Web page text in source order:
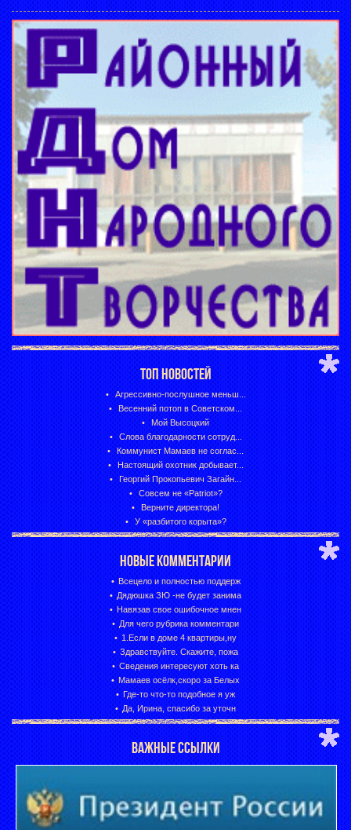
ТОП НОВОСТЕЙ
Агрессивно-послушное меньш...
Весенний потоп в Советском...
Мой Высоцкий
Слова благодарности сотруд...
Коммунист Мамаев не соглас...
Настоящий охотник добывает...
Георгий Прокопьевич Загайн...
Совсем не «Patriot»?
Верните директора!
У «разбитого корыта»?
НОВЫЕ КОММЕНТАРИИ
Всецело и полностью поддерж
Дядюшка ЗЮ -не будет занима
Навязав свое ошибочное мнен
Для чего рубрика комментари
1.Если в доме 4 квартиры,ну
Здравствуйте. Скажите, пожа
Сведения интересуют хоть ка
Мамаев осёлк,скоро за Белых
Где-то что-то подобное я уж
Да, Ирина, спасибо за уточн
ВАЖНЫЕ ССЫЛКИ